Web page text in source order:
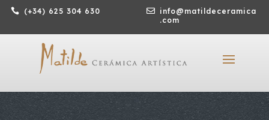
 (+34) 625 304 630 
info@matildeceramica
.com